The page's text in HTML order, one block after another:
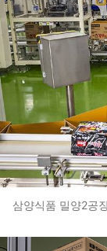
삼양식품 밀양2공